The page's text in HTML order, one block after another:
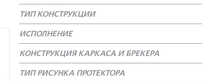
ТИП КОНСТРУКЦИИ
ИСПОЛНЕНИЕ
КОНСТРУКЦИЯ КАРКАСА И БРЕКЕРА
ТИП РИСУНКА ПРОТЕКТОРА